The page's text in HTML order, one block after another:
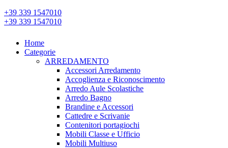
+39 339 1547010
+39 339 1547010
Home
Categorie
ARREDAMENTO
Accessori Arredamento
Accoglienza e Riconoscimento
Arredo Aule Scolastiche
Arredo Bagno
Brandine e Accessori
Cattedre e Scrivanie
Contenitori portagiochi
Mobili Classe e Ufficio
Mobili Multiuso